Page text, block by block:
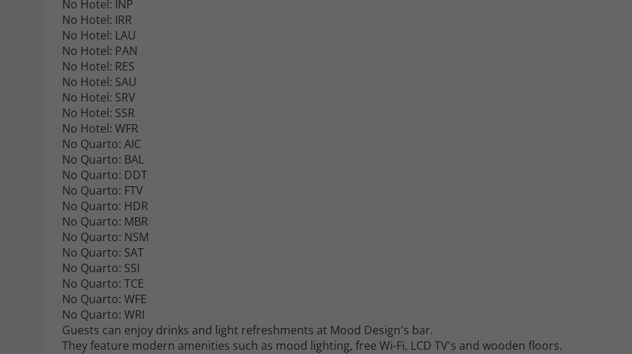
No Hotel: INP
No Hotel: IRR
No Hotel: LAU
No Hotel: PAN
No Hotel: RES
No Hotel: SAU
No Hotel: SRV
No Hotel: SSR
No Hotel: WFR
No Quarto: AIC
No Quarto: BAL
No Quarto: DDT
No Quarto: FTV
No Quarto: HDR
No Quarto: MBR
No Quarto: NSM
No Quarto: SAT
No Quarto: SSI
No Quarto: TCE
No Quarto: WFE
No Quarto: WRI
Guests can enjoy drinks and light refreshments at Mood Design's bar.
They feature modern amenities such as mood lighting, free Wi-Fi, LCD TV's and wooden floors.